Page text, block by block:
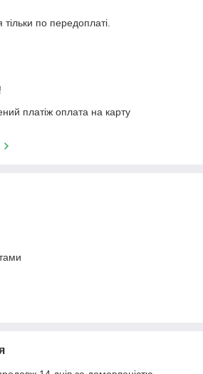
по передоплаті.
платіж оплата на карту